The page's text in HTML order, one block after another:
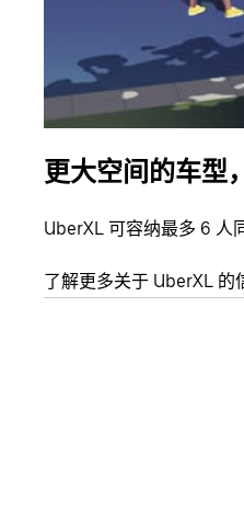
更大空间的车型
UberXL 可容纳最多 6 人
了解更多关于 UberXL 的